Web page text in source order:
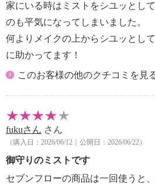
家にいる時はミストをシユッとし
のも平気になってしまいました。
何よりメイクの上からシユッとし
に助かってます！
このお客様の他のクチコミを見
fukuさん さん
（購入日：2026/06/12｜公開日：2026/06/22）
御守りのミストです
セブンフローの商品は一回使うと